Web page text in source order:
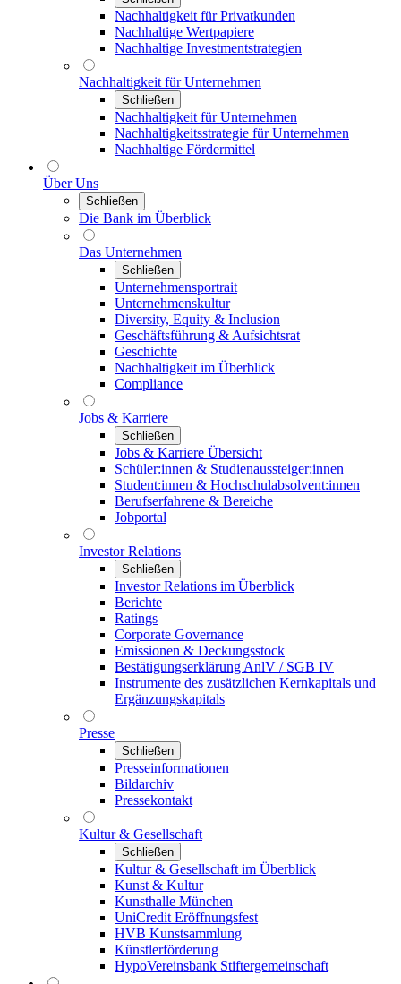
Nachhaltigkeit für Privatkunden
Nachhaltige Wertpapiere
Nachhaltige Investmentstrategien
Nachhaltigkeit für Unternehmen
Schließen
Nachhaltigkeit für Unternehmen
Nachhaltigkeitsstrategie für Unternehmen
Nachhaltige Fördermittel
Über Uns
Schließen
Die Bank im Überblick
Das Unternehmen
Schließen
Unternehmensportrait
Unternehmenskultur
Diversity, Equity & Inclusion
Geschäftsführung & Aufsichtsrat
Geschichte
Nachhaltigkeit im Überblick
Compliance
Jobs & Karriere
Schließen
Jobs & Karriere Übersicht
Schüler:innen & Studienaussteiger:innen
Student:innen & Hochschulabsolvent:innen
Berufserfahrene & Bereiche
Jobportal
Investor Relations
Schließen
Investor Relations im Überblick
Berichte
Ratings
Corporate Governance
Emissionen & Deckungsstock
Bestätigungserklärung AnlV / SGB IV
Instrumente des zusätzlichen Kernkapitals und
Ergänzungskapitals
Presse
Schließen
Presseinformationen
Bildarchiv
Pressekontakt
Kultur & Gesellschaft
Schließen
Kultur & Gesellschaft im Überblick
Kunst & Kultur
Kunsthalle München
UniCredit Eröffnungsfest
HVB Kunstsammlung
Künstlerförderung
HypoVereinsbank Stiftergemeinschaft